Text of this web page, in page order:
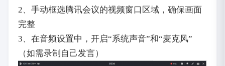
2、手动框选腾讯会议的视频窗口区域，确保画面
完整
3、在音频设置中，开启“系统声音”和“麦克风”
（如需录制自己发言）